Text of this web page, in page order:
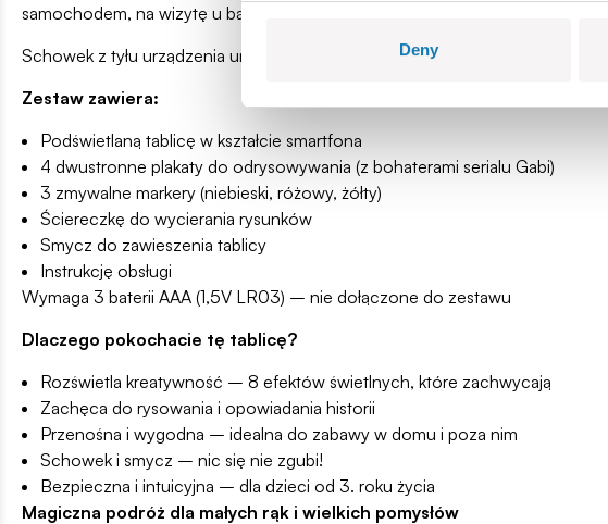
Deny
samochodem, na wizytę u babci, na wakacje – wszędzie tam, gdzie
Schowek z tyłu urządzenia umożliwia bezpieczne przechowywanie
Zestaw zawiera:
Podświetlaną tablicę w kształcie smartfona
4 dwustronne plakaty do odrysowywania (z bohaterami serialu Gabi)
3 zmywalne markery (niebieski, różowy, żółty)
Ściereczkę do wycierania rysunków
Smycz do zawieszenia tablicy
Instrukcję obsługi
Wymaga 3 baterii AAA (1,5V LR03) – nie dołączone do zestawu
Dlaczego pokochacie tę tablicę?
Rozświetla kreatywność – 8 efektów świetlnych, które zachwycają
Zachęca do rysowania i opowiadania historii
Przenośna i wygodna – idealna do zabawy w domu i poza nim
Schowek i smycz – nic się nie zgubi!
Bezpieczna i intuicyjna – dla dzieci od 3. roku życia
Magiczna podróż dla małych rąk i wielkich pomysłów